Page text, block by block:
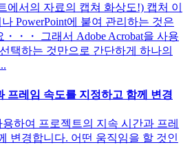
에서의 자료의 캡쳐 화상도!) 캡처 이
PowerPoint에 붙여 관리하는 것은
・・ 그래서 Adobe Acrobat을 사용
택하는 것만으로 간단하게 하나의
프레임 속도를 지정하고 함께 변경
용하여 프로젝트의 지속 시간과 프레
변경합니다. 어떤 움직임을 할 것인